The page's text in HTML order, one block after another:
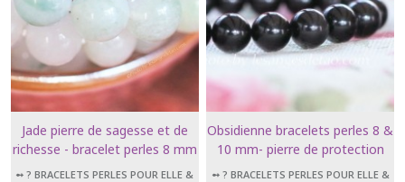
Jade pierre de sagesse et de
richesse - bracelet perles 8 mm
& 10 mm - taille bracelet 18 cm
➻ ? BRACELETS PERLES POUR ELLE &
Obsidienne bracelets perles 8 &
10 mm- pierre de protection
➻ ? BRACELETS PERLES POUR ELLE &